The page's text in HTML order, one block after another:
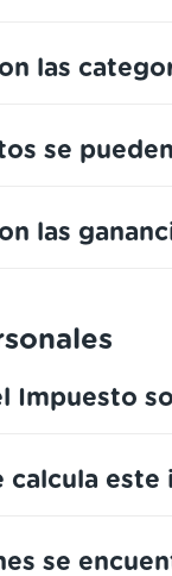
las
se
las
Impuesto
calcula este
se